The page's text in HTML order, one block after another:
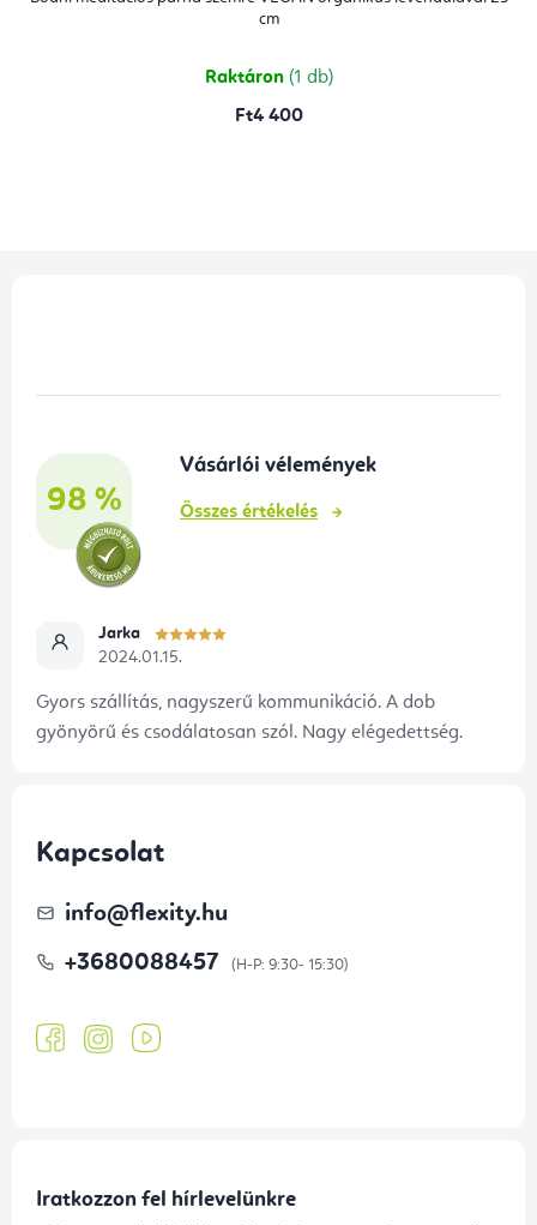
cm
értékelése
csillag.
Raktáron (1 db)
Ft4 400
98 %
Vásárlói vélemények
Összes értékelés
Jarka
2024.01.15.
Gyors szállítás, nagyszerű kommunikáció. A dob
gyönyörű és csodálatosan szól. Nagy elégedettség.
Kapcsolat
info@flexity.hu
+3680088457
Iratkozzon fel hírlevelünkre